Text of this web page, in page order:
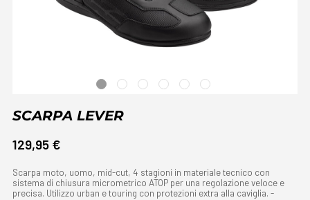
SCARPA LEVER
129,95 €
Scarpa moto, uomo, mid-cut, 4 stagioni in materiale tecnico con
sistema di chiusura micrometrico ATOP per una regolazione veloce e
precisa. Utilizzo urban e touring con protezioni extra alla caviglia. -